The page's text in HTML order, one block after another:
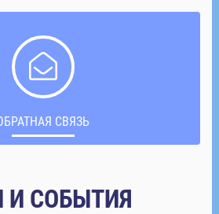
СВЯЗЬ
И СОБЫТИЯ